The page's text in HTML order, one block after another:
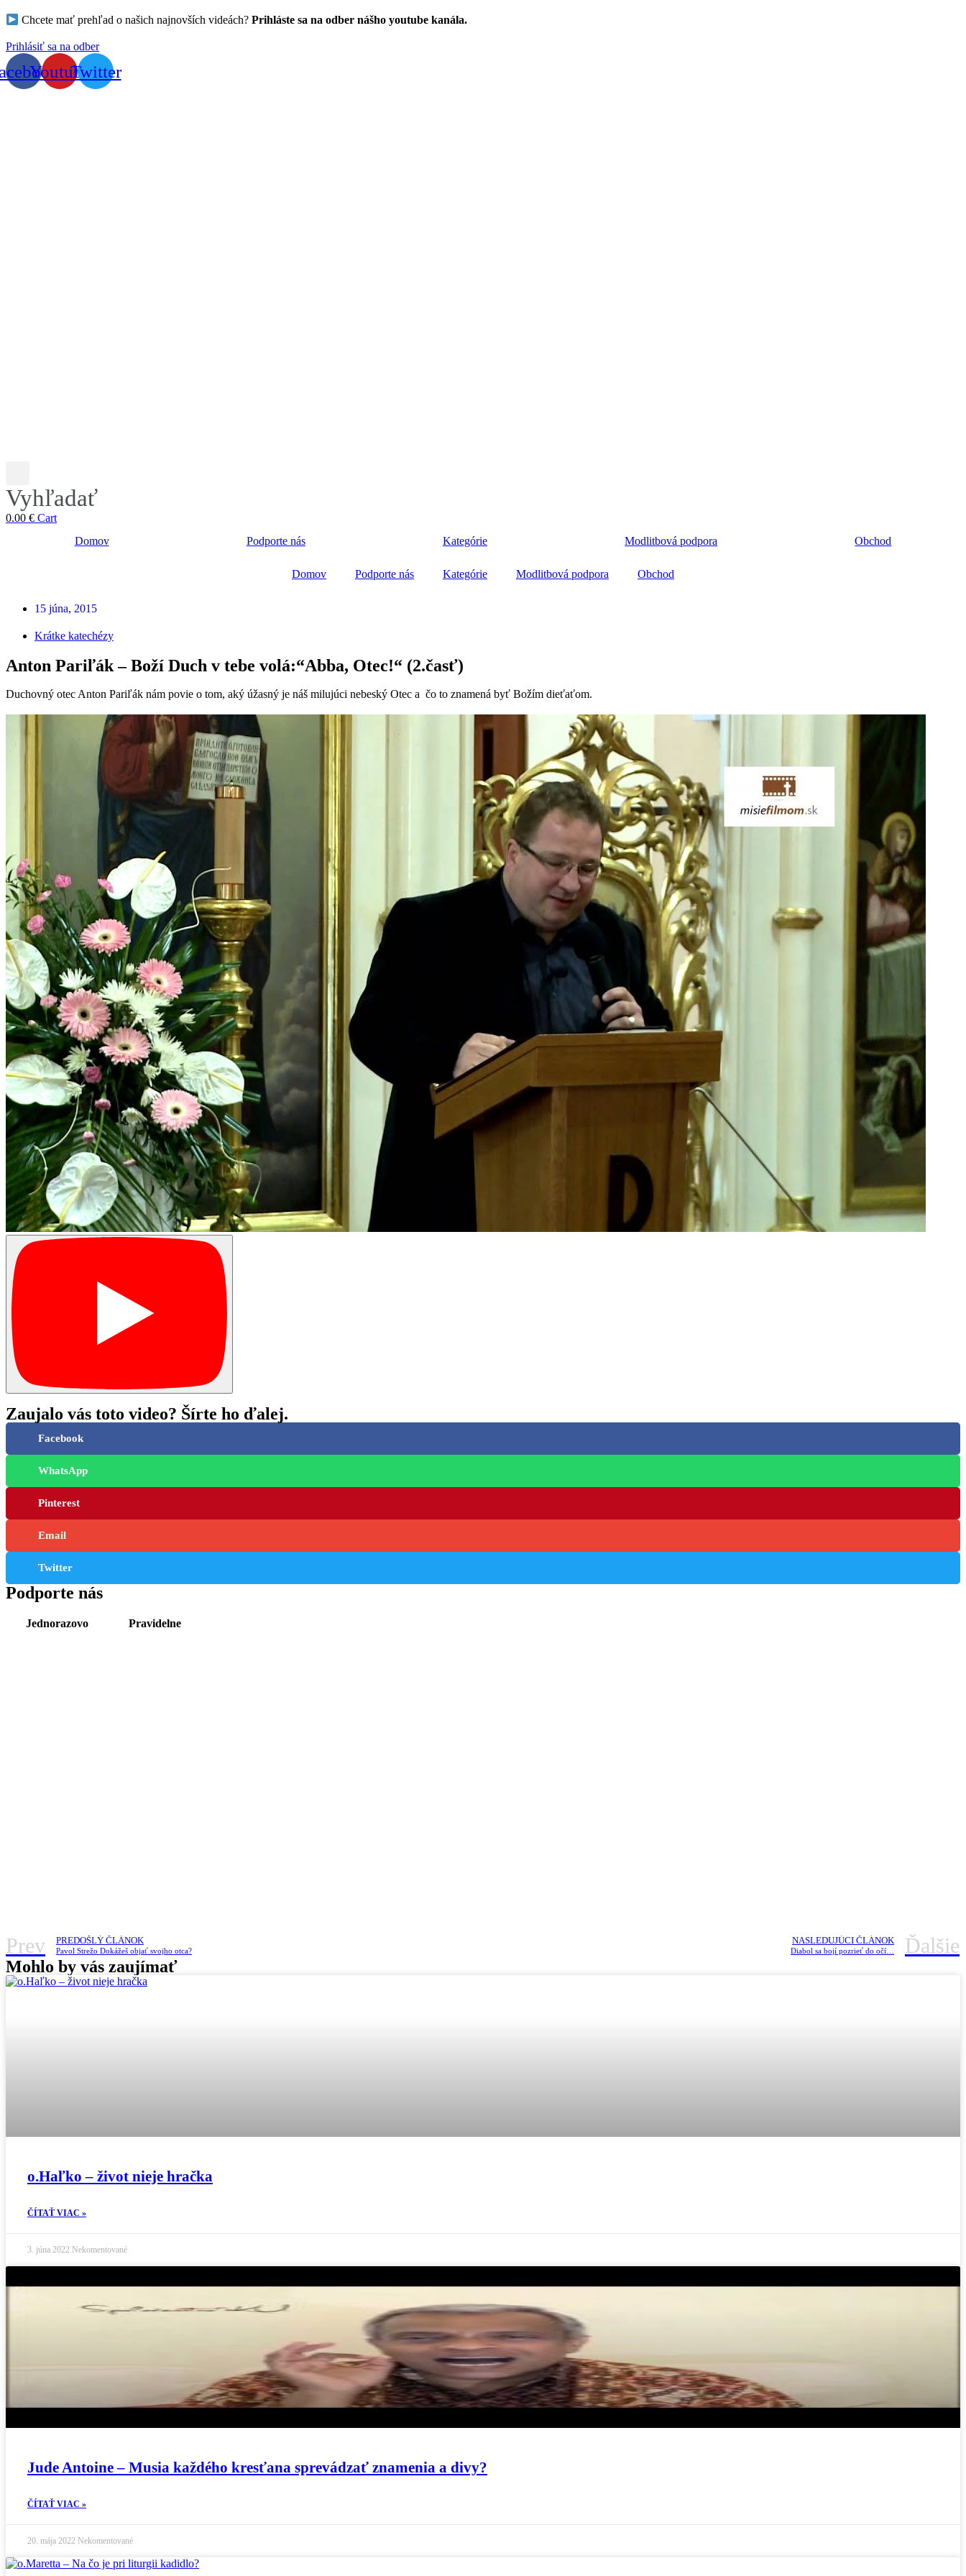
Chcete mať prehľad o našich najnovších videách? Prihláste sa na odber nášho youtube kanála.
Prihlásiť sa na odber
YoutubeTwitter
Vyhľadať
0.00 € Cart
Domov
Podporte nás Kategórie Modlitbová podpora Obchod
Domov Podporte nás Kategórie Modlitbová podpora Obchod
15 júna, 2015
Krátke katechézy
Anton Pariľák – Boží Duch v tebe volá:“Abba, Otec!“ (2.časť)
Duchovný otec Anton Pariľák nám povie o tom, aký úžasný je náš milujúci nebeský Otec a čo to znamená byť Božím dieťaťom.
Zaujalo vás toto video? Šírte ho ďalej.
Facebook
WhatsApp
Pinterest
Email
Twitter
Podporte nás
Jednorazovo Pravidelne
Prev PREDOŠLÝ ČLÁNOK
Pavol Strežo Dokážeš objať svojho otca?
NASLEDUJÚCI ČLÁNOK
Diabol sa bojí pozrieť do očí… Ďalšie
Mohlo by vás zaujímať
o.Haľko – život nieje hračka
ČÍTAŤ VIAC »
3. júna 2022 Nekomentované
Jude Antoine – Musia každého kresťana sprevádzať znamenia a divy?
ČÍTAŤ VIAC »
20. mája 2022 Nekomentované